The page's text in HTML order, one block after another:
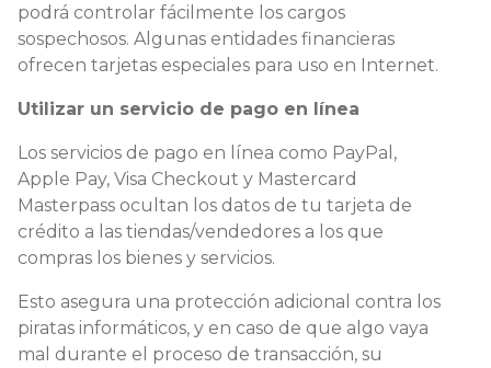
podrá controlar fácilmente los cargos
sospechosos. Algunas entidades financieras
ofrecen tarjetas especiales para uso en Internet.
Utilizar un servicio de pago en línea
Los servicios de pago en línea como PayPal,
Apple Pay, Visa Checkout y Mastercard
Masterpass ocultan los datos de tu tarjeta de
crédito a las tiendas/vendedores a los que
compras los bienes y servicios.
Esto asegura una protección adicional contra los
piratas informáticos, y en caso de que algo vaya
mal durante el proceso de transacción, su